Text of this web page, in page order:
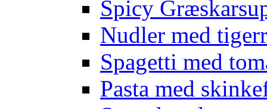
Spicy
Nudler med
Spagetti med
Pasta med